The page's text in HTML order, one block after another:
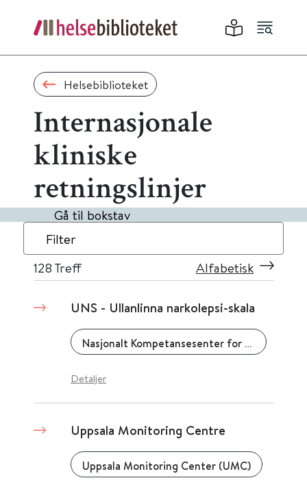
Helsebiblioteket
Internasjonale
kliniske
retningslinjer
Gå til bokstav
Filter
128 Treff Alfabetisk
UNS - Ullanlinna narkolepsi-skala
Nasjonalt Kompetansesenter for ADHD Tourettes syndrom og narkolepsi
Detaljer
Uppsala Monitoring Centre
Uppsala Monitoring Center (UMC)